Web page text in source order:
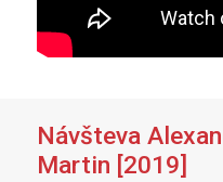
Návšteva
Martin [2019]